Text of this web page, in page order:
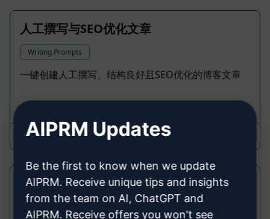
人工撰写与SEO优化文章
Writing Prompts
一键创建人工撰写、结构良好且SEO优化的博客文章
125
Abdullah Mujtaba
深度主题SEO写作与适当格式化
AIPRM Updates
Be the first to know when we update
AIPRM. Receive unique tips and insights
from the team on AI, ChatGPT and
AIPRM. Receive offers you won't see